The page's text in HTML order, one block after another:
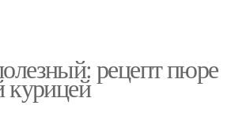
рецепт пюре
курицей